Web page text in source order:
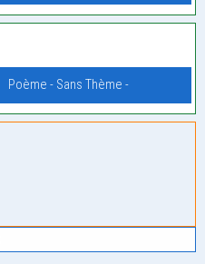
Poème - Sans Thème -